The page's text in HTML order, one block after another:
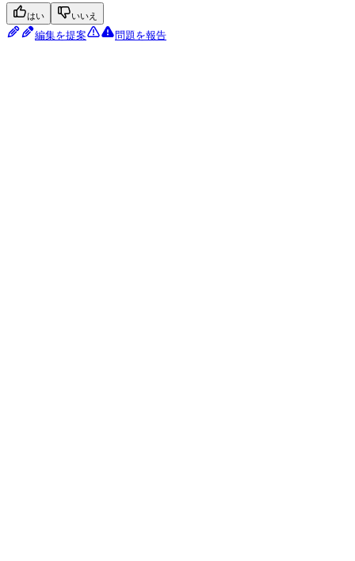
はい いいえ
編集を提案 問題を報告